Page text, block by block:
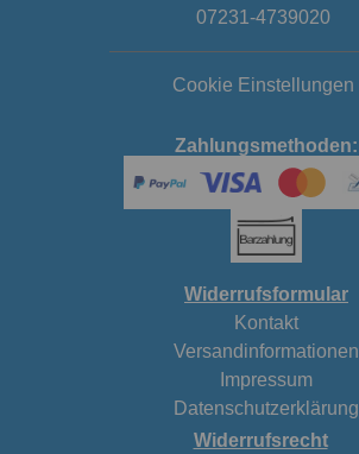
07231-4739020
Cookie Einstellungen
Zahlungsmethoden:
Widerrufsformular
Kontakt
Versandinformationen
Impressum
Datenschutzerklärung
Widerrufsrecht